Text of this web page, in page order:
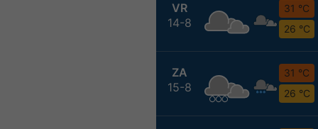
VR
14-8
31 °C
26 °C
ZA
15-8
31 °C
26 °C